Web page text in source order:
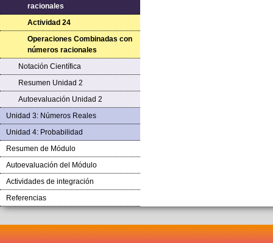
racionales
Actividad 24
Operaciones Combinadas con
números racionales
Notación Científica
Resumen Unidad 2
Autoevaluación Unidad 2
Unidad 3: Números Reales
Unidad 4: Probabilidad
Resumen de Módulo
Autoevaluación del Módulo
Actividades de integración
Referencias